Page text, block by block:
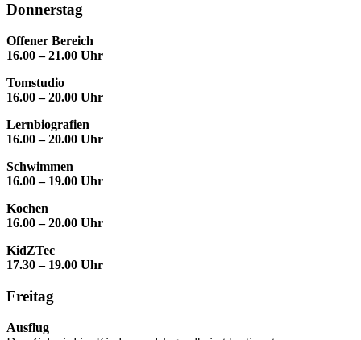
Donnerstag
Offener Bereich
16.00 – 21.00 Uhr
Tomstudio
16.00 – 20.00 Uhr
Lernbiografien
16.00 – 20.00 Uhr
Schwimmen
16.00 – 19.00 Uhr
Kochen
16.00 – 20.00 Uhr
KidZTec
17.30 – 19.00 Uhr
Freitag
Ausflug